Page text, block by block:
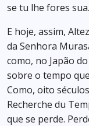
se tu lhe fores
E hoje, assim,
da Senhora
como, no Japão
sobre o tempo
Como, oito
Recherche du
que se perde.